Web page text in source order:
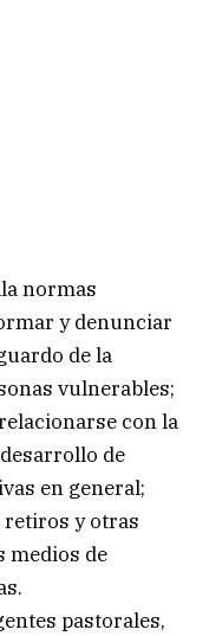
normas
y denunciar
de la
vulnerables;
con la
de
en general;
retiros y otras
medios de
pastorales,